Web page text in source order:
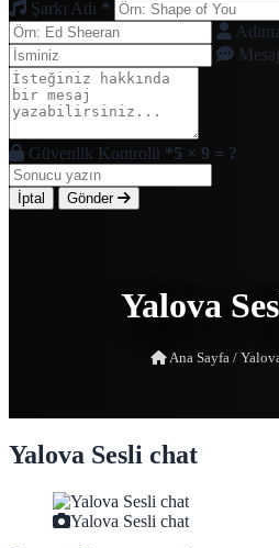
Şarkı Adı *
Güvenlik Kontrolü *5 × 9 = ?
İptal Gönder
Yalova
Ana Sayfa /
Yalova Sesli chat
Yalova Sesli chat